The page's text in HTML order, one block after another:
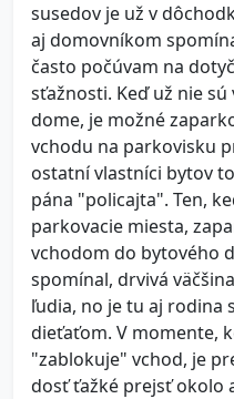
susedov je už v
aj domovníkom
často počúvam na
sťažnosti. Keď už nie
dome, je možné
vchodu na parkovisku
ostatní vlastníci bytov
pána "policajta". Ten,
parkovacie miesta,
vchodom do bytového
spomínal, drvivá
ľudia, no je tu aj rodina
dieťaťom. V momente,
"zablokuje" vchod, je
dosť ťažké prejsť okolo